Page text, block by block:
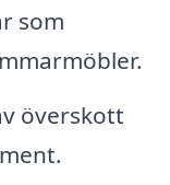
som
överskott